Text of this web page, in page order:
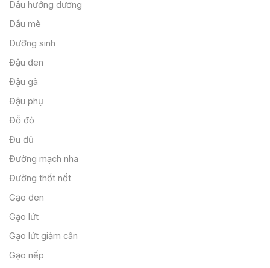
Dầu hướng dương
Dầu mè
Dưỡng sinh
Đậu đen
Đậu gà
Đậu phụ
Đỗ đỏ
Đu đủ
Đường mạch nha
Đường thốt nốt
Gạo đen
Gạo lứt
Gạo lứt giảm cân
Gạo nếp